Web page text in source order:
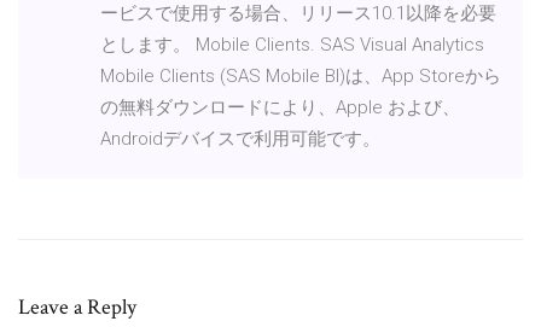
ービスで使用する場合、リリース10.1以降を必要
とします。 Mobile Clients. SAS Visual Analytics
Mobile Clients (SAS Mobile BI)は、App Storeから
の無料ダウンロードにより、Apple および、
Androidデバイスで利用可能です。
Leave a Reply